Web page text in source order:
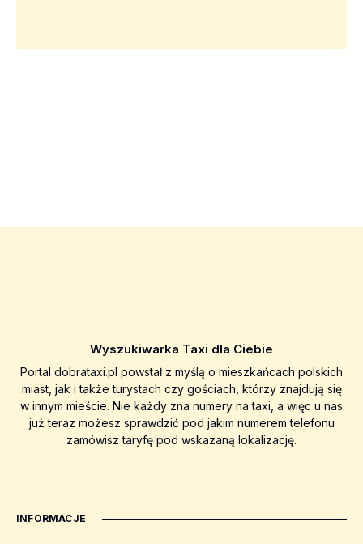
Wyszukiwarka Taxi dla Ciebie
Portal dobrataxi.pl powstał z myślą o mieszkańcach polskich
miast, jak i także turystach czy gościach, którzy znajdują się
w innym mieście. Nie każdy zna numery na taxi, a więc u nas
już teraz możesz sprawdzić pod jakim numerem telefonu
zamówisz taryfę pod wskazaną lokalizację.
INFORMACJE